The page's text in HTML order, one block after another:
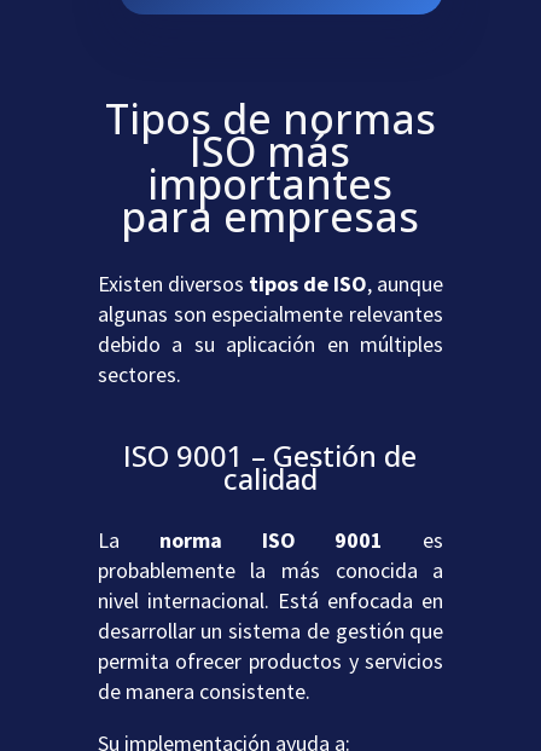
Tipos de normas
ISO más
importantes
para empresas
Existen diversos tipos de ISO, aunque
algunas son especialmente relevantes
debido a su aplicación en múltiples
sectores.
ISO 9001 – Gestión de
calidad
La norma ISO 9001
es
probablemente la más conocida a
nivel internacional. Está enfocada en
desarrollar un sistema de gestión que
permita ofrecer productos y servicios
de manera consistente.
Su implementación ayuda a: